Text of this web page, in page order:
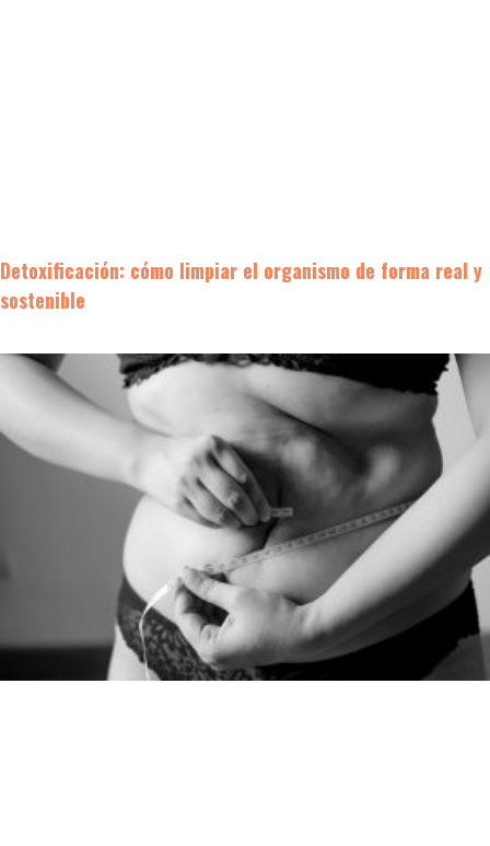
Detoxificación: cómo limpiar el organismo de forma real y
sostenible